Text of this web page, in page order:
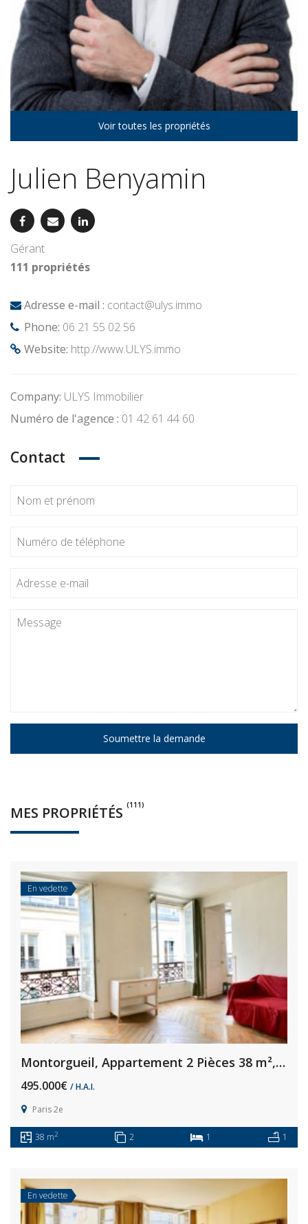
Voir toutes les propriétés
Julien Benyamin
Gérant
111 propriétés
Adresse e-mail : contact@ulys.immo
Phone: 06 21 55 02 56
Website: http://www.ULYS.immo
Company: ULYS Immobilier
Numéro de l'agence : 01 42 61 44 60
Contact
Soumettre la demande
MES PROPRIÉTÉS (111)
En vedette
Montorgueil, Appartement 2 Pièces 38 m², à Rénover
495.000€ / H.A.I.
Paris 2e
38 m2 2 1 1
En vedette